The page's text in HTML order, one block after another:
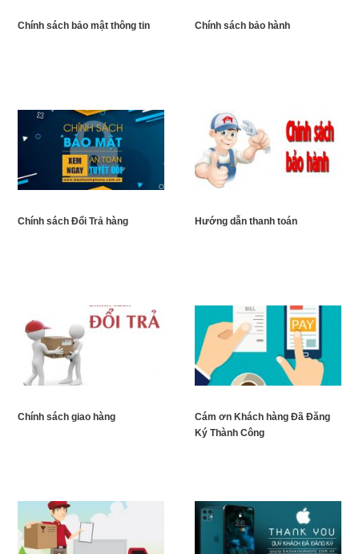
Chính sách bảo mật thông tin Chính sách bảo hành
Chính sách Đổi Trả hàng Hướng dẫn thanh toán
Chính sách giao hàng
Cám ơn Khách hàng Đã Đăng
Ký Thành Công